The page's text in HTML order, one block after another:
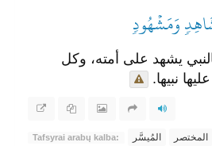
وَمَشۡهُودٖ
يشهد على أمته، وكل
نبيها.
Tafsyrai arabų kalba: المُيسَّر المختصر